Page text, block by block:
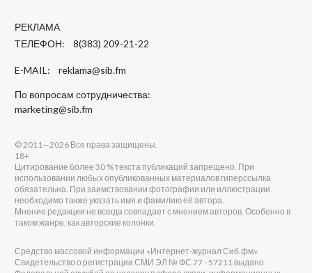
РЕКЛАМА
ТЕЛЕФОН: 8(383) 209-21-22
E-MAIL: reklama@sib.fm
По вопросам сотрудничества:
marketing@sib.fm
© 2011—2026 Все права защищены.
18+
Цитирование более 30 % текста публикаций запрещено. При
использовании любых опубликованных материалов гиперссылка
обязательна. При заимствовании фотографии или иллюстрации
необходимо также указать имя и фамилию её автора.
Мнение редакции не всегда совпадает с мнением авторов. Особенно в
таком жанре, как авторские колонки.
Средство массовой информации «Интернет-журнал Сиб.фм».
Свидетельство о регистрации СМИ ЭЛ № ФС 77 - 57211 выдано